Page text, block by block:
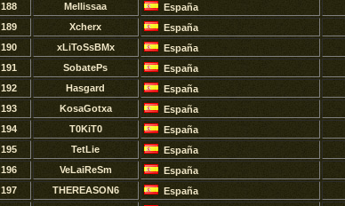
188
Mellissaa España
189
Xcherx España
190
xLiToSsBMx España
191
SobatePs España
192
Hasgard España
193
KosaGotxa España
194
T0KiT0 España
195
TetLie España
196
VeLaiReSm España
197
THEREASON6 España